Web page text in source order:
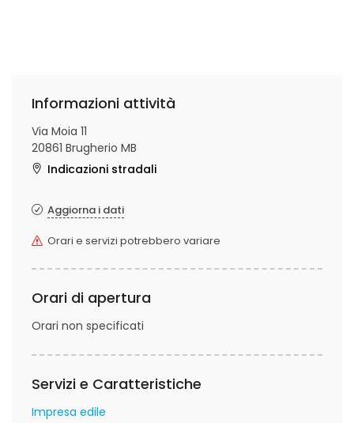
Informazioni attività
Via Moia 11
20861 Brugherio MB
Indicazioni stradali
Aggiorna i dati
Orari e servizi potrebbero variare
Orari di apertura
Orari non specificati
Servizi e Caratteristiche
Impresa edile